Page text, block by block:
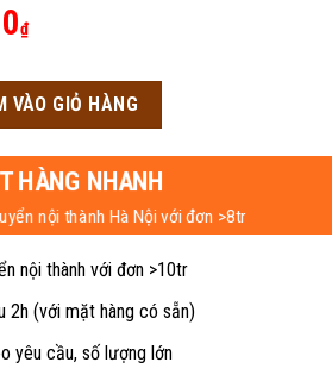
₫Giá
tại
là:
950,000₫.
BLV11 số lượng
VÀO GIỎ HÀNG
HÀNG NHANH
nội thành Hà Nội với đơn >8tr
nội thành với đơn >10tr
2h (với mặt hàng có sẵn)
yêu cầu, số lượng lớn